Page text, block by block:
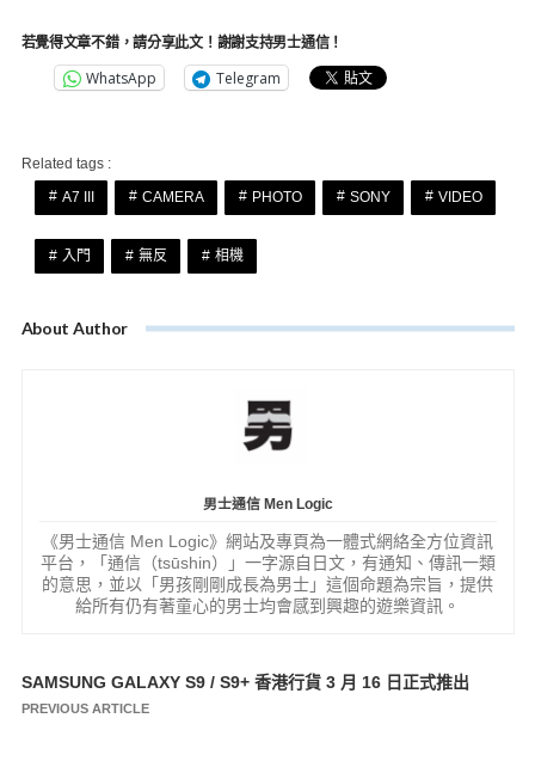
若覺得文章不錯，請分享此文！謝謝支持男士通信！
WhatsApp Telegram
Related tags :
A7 III
CAMERA PHOTO SONY VIDEO
入門 無反 相機
About Author
男士通信 Men Logic
《男士通信 Men Logic》網站及專頁為一體式網絡全方位資訊
平台，「通信（tsūshin）」一字源自日文，有通知、傳訊一類
的意思，並以「男孩剛剛成長為男士」這個命題為宗旨，提供
給所有仍有著童心的男士均會感到興趣的遊樂資訊。
文
SAMSUNG GALAXY S9 / S9+ 香港行貨 3 月 16 日正式推出
PREVIOUS ARTICLE